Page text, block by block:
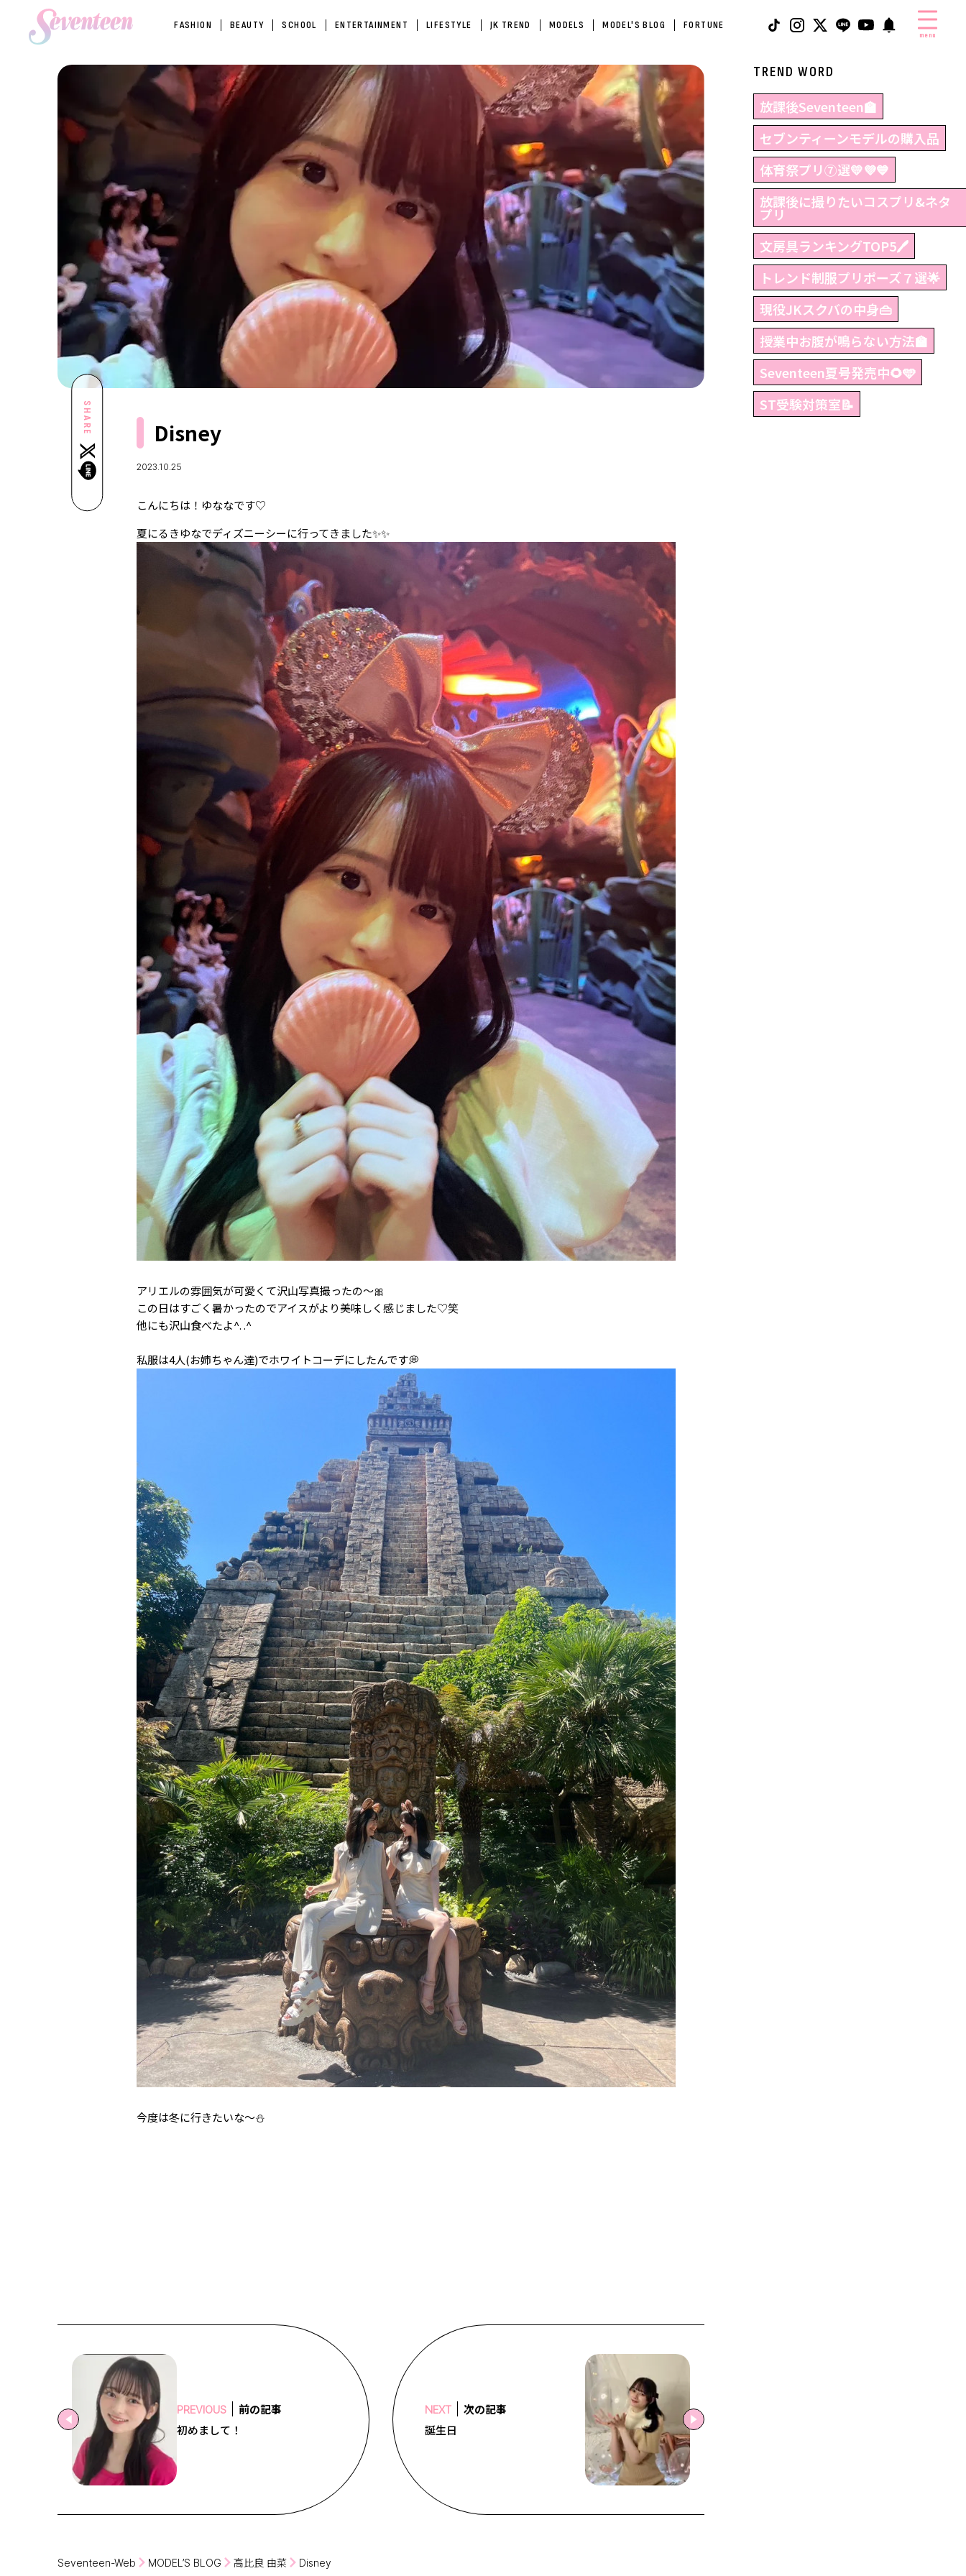
FASHION BEAUTY SCHOOL ENTERTAINMENT LIFESTYLE JK TREND MODELS MODEL'S BLOG FORTUNE
menu
SHARE Disney
2023.10.25
こんにちは！ゆななです♡
夏にるきゆなでディズニーシーに行ってきました✨✨
アリエルの雰囲気が可愛くて沢山写真撮ったの〜🎀
この日はすごく暑かったのでアイスがより美味しく感じました♡笑
他にも沢山食べたよ^. .^
私服は4人(お姉ちゃん達)でホワイトコーデにしたんです💭
今度は冬に行きたいな〜⛄
PREVIOUS
前の記事
初めまして！
NEXT
次の記事
誕生日
TREND WORD
放課後Seventeen🏫
セブンティーンモデルの購入品
体育祭プリ⑦選💛💜💙
放課後に撮りたいコスプリ&ネタ
プリ
文房具ランキングTOP5🖊
トレンド制服プリポーズ７選🌟
現役JKスクバの中身👜
授業中お腹が鳴らない方法🏫
Seventeen夏号発売中🌻🩵
ST受験対策室📝
Seventeen-Web MODEL’S BLOG 高比良 由菜 Disney